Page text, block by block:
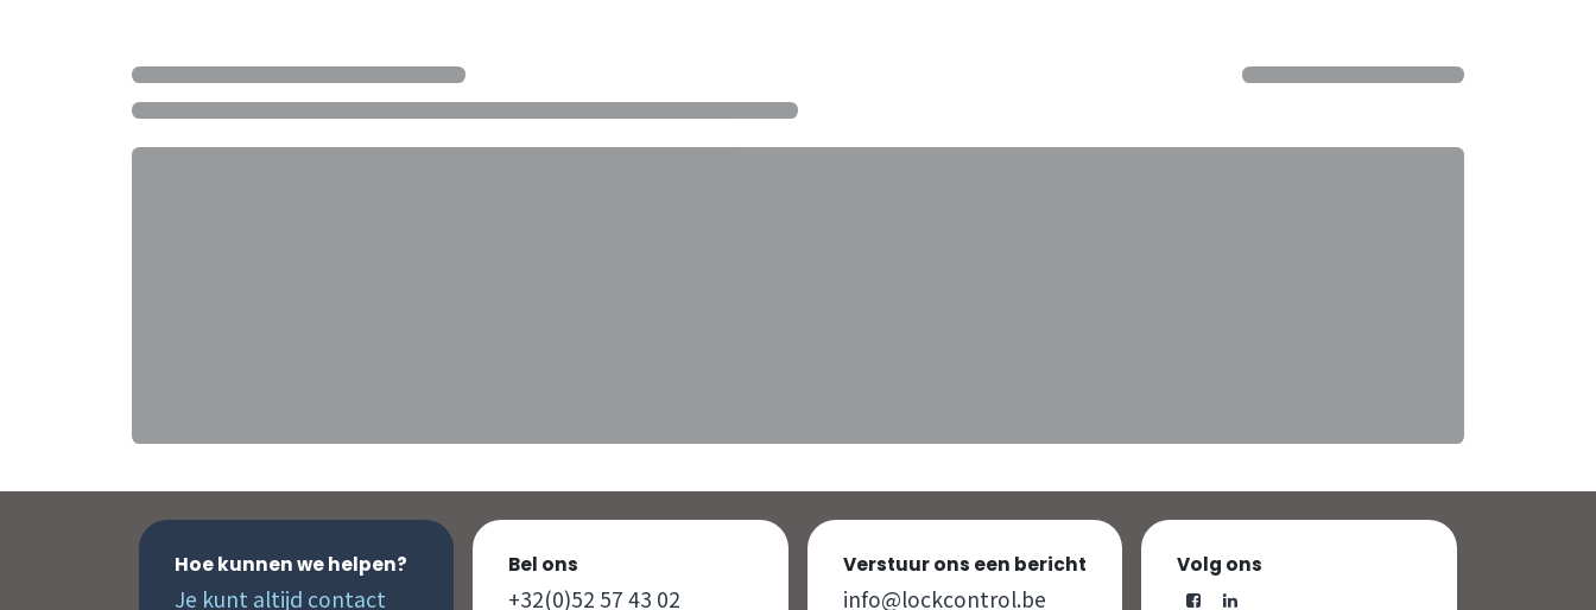
Hoe kunnen we helpen?
Je kunt altijd contact
Bel ons
+32(0)52 57 43 02
Verstuur ons een bericht
info@lockcontrol.be
Volg ons